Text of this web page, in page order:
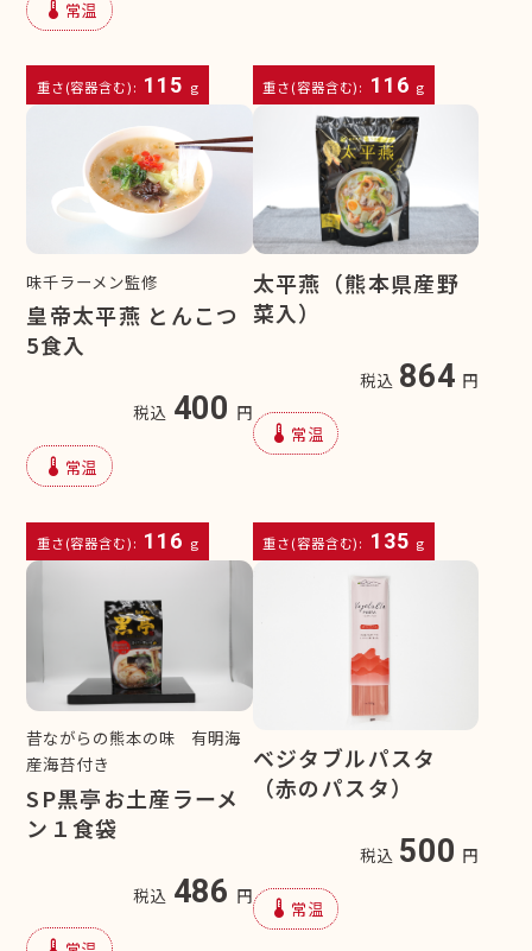
device_thermostat 常温
重さ(容器含む): 115 g 重さ(容器含む): 116 g
味千ラーメン監修
皇帝太平燕 とんこつ
5食入
税込 400 円
device_thermostat 常温
重さ(容器含む): 116 g
太平燕（熊本県産野
菜入）
税込 864 円
device_thermostat 常温
重さ(容器含む): 135 g
昔ながらの熊本の味 有明海
産海苔付き
SP黒亭お土産ラーメ
ン１食袋
税込 486 円
ベジタブルパスタ
（赤のパスタ）
税込 500 円
device_thermostat 常温